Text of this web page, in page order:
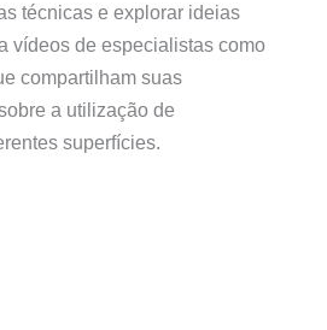
técnicas e explorar ideias
vídeos de especialistas como
compartilham suas
a utilização de
superfícies.